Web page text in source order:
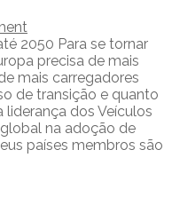
2050 Para se tornar
precisa de mais
mais carregadores
de transição e quanto
liderança dos Veículos
na adoção de
países membros são